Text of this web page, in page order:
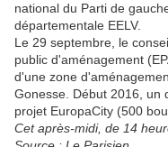
national du Parti de
départementale EELV.
Le 29 septembre, le
public d'aménagement
d'une zone
Gonesse. Début 2016, un
projet EuropaCity (500
Cet après-midi, de 14